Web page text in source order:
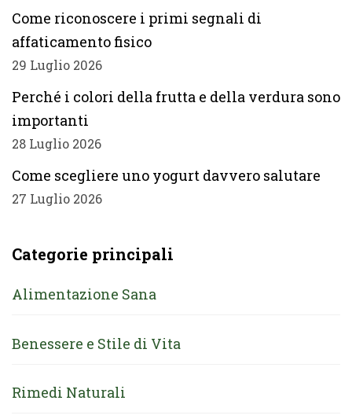
Come riconoscere i primi segnali di
affaticamento fisico
29 Luglio 2026
Perché i colori della frutta e della verdura sono
importanti
28 Luglio 2026
Come scegliere uno yogurt davvero salutare
27 Luglio 2026
Categorie principali
Alimentazione Sana
Benessere e Stile di Vita
Rimedi Naturali